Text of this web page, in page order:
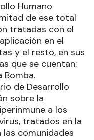
Humano
de ese total
tratadas con el
en el
y el resto, en sus
que se cuentan:
Bomba.
de Desarrollo
sobre la
a los
tratados en la
las comunidades